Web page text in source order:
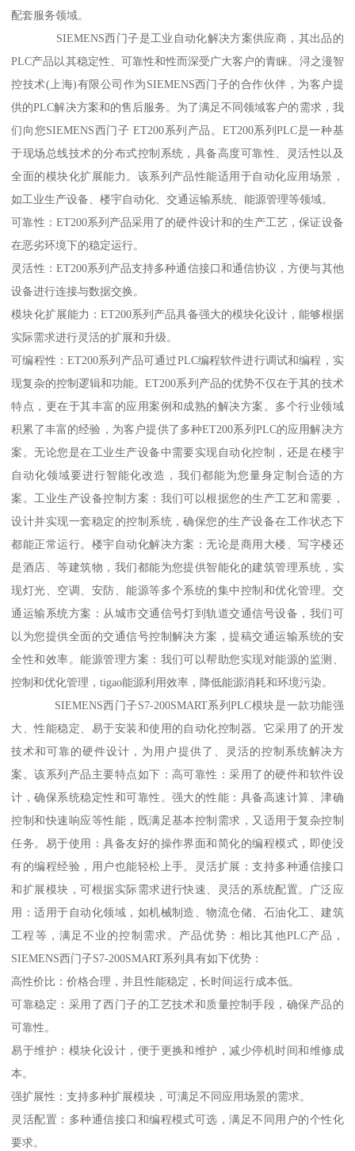
配套服务领域。
SIEMENS西门子是工业自动化解决方案供应商，其出品的
PLC产品以其稳定性、可靠性和性而深受广大客户的青睐。浔之漫智
控技术(上海)有限公司作为SIEMENS西门子的合作伙伴，为客户提
供的PLC解决方案和的售后服务。为了满足不同领域客户的需求，我
们向您SIEMENS西门子 ET200系列产品。ET200系列PLC是一种基
于现场总线技术的分布式控制系统，具备高度可靠性、灵活性以及
全面的模块化扩展能力。该系列产品性能适用于自动化应用场景，
如工业生产设备、楼宇自动化、交通运输系统、能源管理等领域。
可靠性：ET200系列产品采用了的硬件设计和的生产工艺，保证设备
在恶劣环境下的稳定运行。
灵活性：ET200系列产品支持多种通信接口和通信协议，方便与其他
设备进行连接与数据交换。
模块化扩展能力：ET200系列产品具备强大的模块化设计，能够根据
实际需求进行灵活的扩展和升级。
可编程性：ET200系列产品可通过PLC编程软件进行调试和编程，实
现复杂的控制逻辑和功能。ET200系列产品的优势不仅在于其的技术
特点，更在于其丰富的应用案例和成熟的解决方案。多个行业领域
积累了丰富的经验，为客户提供了多种ET200系列PLC的应用解决方
案。无论您是在工业生产设备中需要实现自动化控制，还是在楼宇
自动化领域要进行智能化改造，我们都能为您量身定制合适的方
案。工业生产设备控制方案：我们可以根据您的生产工艺和需要，
设计并实现一套稳定的控制系统，确保您的生产设备在工作状态下
都能正常运行。楼宇自动化解决方案：无论是商用大楼、写字楼还
是酒店、等建筑物，我们都能为您提供智能化的建筑管理系统，实
现灯光、空调、安防、能源等多个系统的集中控制和优化管理。交
通运输系统方案：从城市交通信号灯到轨道交通信号设备，我们可
以为您提供全面的交通信号控制解决方案，提稿交通运输系统的安
全性和效率。能源管理方案：我们可以帮助您实现对能源的监测、
控制和优化管理，tigao能源利用效率，降低能源消耗和环境污染。
SIEMENS西门子S7-200SMART系列PLC模块是一款功能强
大、性能稳定、易于安装和使用的自动化控制器。它采用了的开发
技术和可靠的硬件设计，为用户提供了、灵活的控制系统解决方
案。该系列产品主要特点如下：高可靠性：采用了的硬件和软件设
计，确保系统稳定性和可靠性。强大的性能：具备高速计算、津确
控制和快速响应等性能，既满足基本控制需求，又适用于复杂控制
任务。易于使用：具备友好的操作界面和简化的编程模式，即使没
有的编程经验，用户也能轻松上手。灵活扩展：支持多种通信接口
和扩展模块，可根据实际需求进行快速、灵活的系统配置。广泛应
用：适用于自动化领域，如机械制造、物流仓储、石油化工、建筑
工程等，满足不业的控制需求。产品优势：相比其他PLC产品，
SIEMENS西门子S7-200SMART系列具有如下优势：
高性价比：价格合理，并且性能稳定，长时间运行成本低。
可靠稳定：采用了西门子的工艺技术和质量控制手段，确保产品的
可靠性。
易于维护：模块化设计，便于更换和维护，减少停机时间和维修成
本。
强扩展性：支持多种扩展模块，可满足不同应用场景的需求。
灵活配置：多种通信接口和编程模式可选，满足不同用户的个性化
要求。